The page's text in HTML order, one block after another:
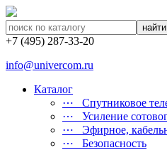
найти
+7 (495) 287-33-20
info@univercom.ru
Каталог
⋯ Cпутниковое
⋯ Усиление
⋯ Эфирное,
⋯ Безопасность